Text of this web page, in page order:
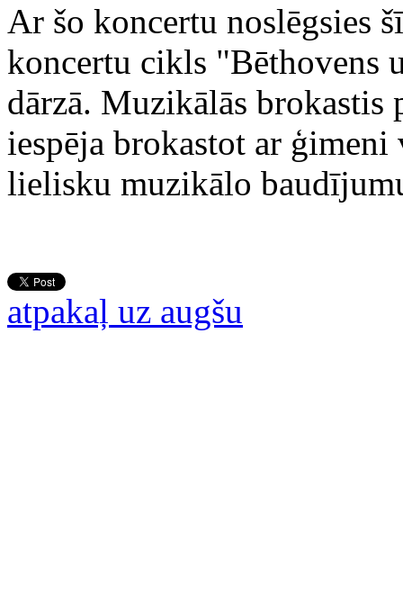
Ar šo koncertu noslēgsies
koncertu cikls "Bēthovens
dārzā. Muzikālās brokastis
iespēja brokastot ar
lielisku muzikālo
atpakaļ uz augšu